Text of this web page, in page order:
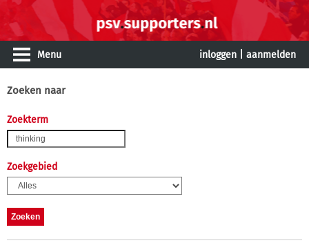
Menu inloggen aanmelden
Zoeken naar
Zoekterm
Zoekgebied